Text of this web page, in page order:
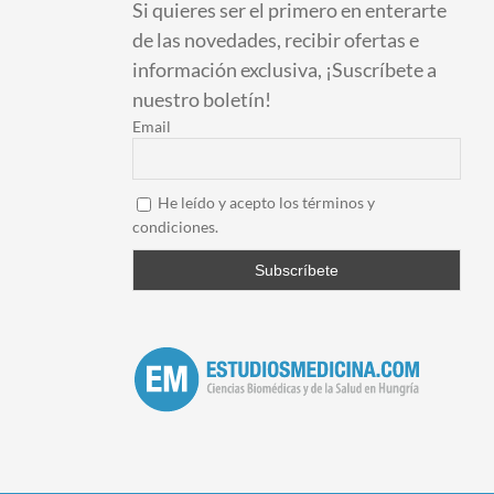
Si quieres ser el primero en enterarte
de las novedades, recibir ofertas e
información exclusiva, ¡Suscríbete a
nuestro boletín!
Email
He leído y acepto los términos y
condiciones.